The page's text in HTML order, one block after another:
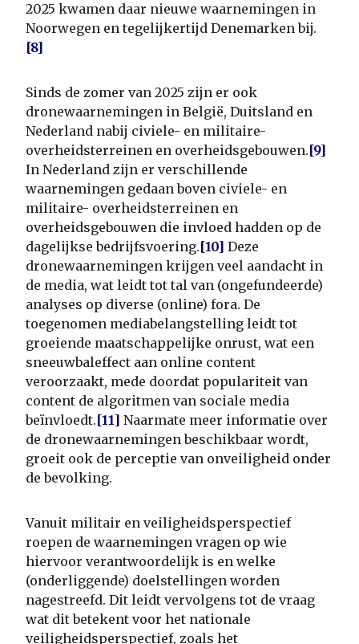
2025 kwamen daar nieuwe waarnemingen in
Noorwegen en tegelijkertijd Denemarken bij.
[8]
Sinds de zomer van 2025 zijn er ook
dronewaarnemingen in België, Duitsland en
Nederland nabij civiele- en militaire-
overheidsterreinen en overheidsgebouwen.[9]
In Nederland zijn er verschillende
waarnemingen gedaan boven civiele- en
militaire- overheidsterreinen en
overheidsgebouwen die invloed hadden op de
dagelijkse bedrijfsvoering.[10] Deze
dronewaarnemingen krijgen veel aandacht in
de media, wat leidt tot tal van (ongefundeerde)
analyses op diverse (online) fora. De
toegenomen mediabelangstelling leidt tot
groeiende maatschappelijke onrust, wat een
sneeuwbaleffect aan online content
veroorzaakt, mede doordat populariteit van
content de algoritmen van sociale media
beïnvloedt.[11] Naarmate meer informatie over
de dronewaarnemingen beschikbaar wordt,
groeit ook de perceptie van onveiligheid onder
de bevolking.
Vanuit militair en veiligheidsperspectief
roepen de waarnemingen vragen op wie
hiervoor verantwoordelijk is en welke
(onderliggende) doelstellingen worden
nagestreefd. Dit leidt vervolgens tot de vraag
wat dit betekent voor het nationale
veiligheidsperspectief, zoals het